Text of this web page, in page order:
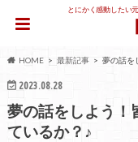
とにかく感動したい
HOME 最新記事 夢の話を
2023.08.28
夢の話をしよう！
ているか？♪